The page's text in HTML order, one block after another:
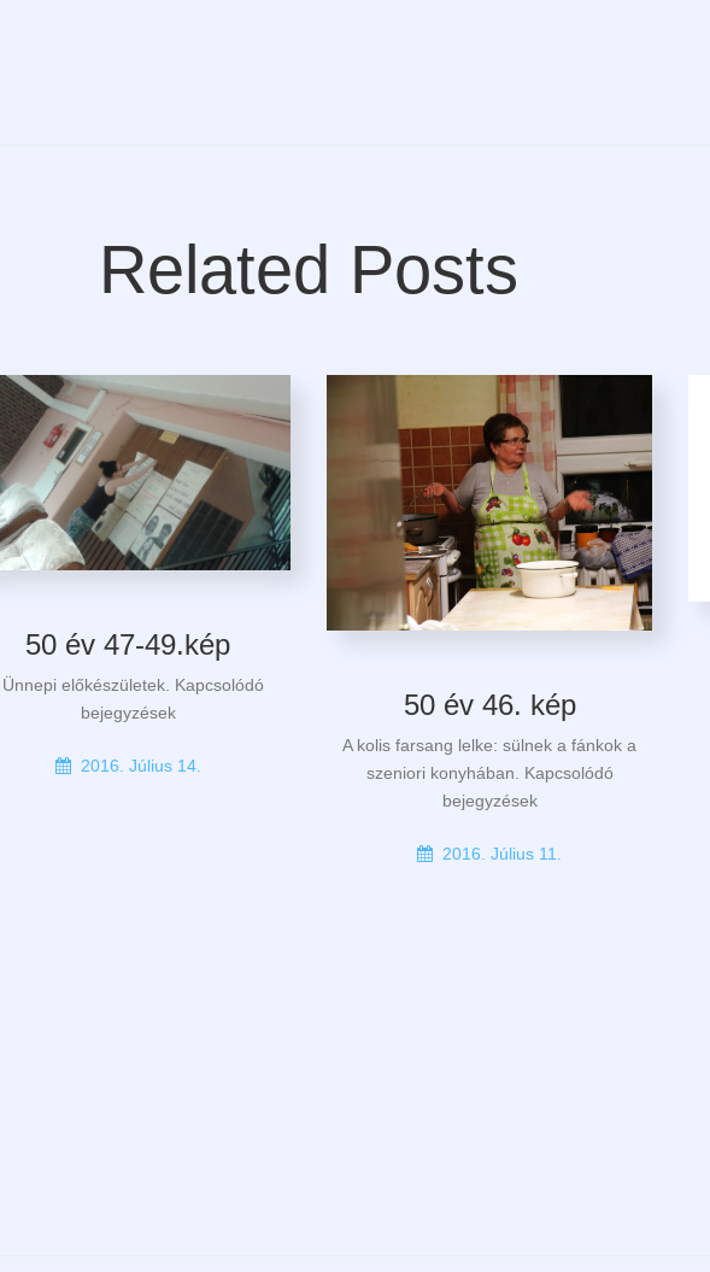
Related Posts
50 év 47-49.kép
Ünnepi előkészületek. Kapcsolódó
bejegyzések
2016. Július 14.
50 év 46. kép
A kolis farsang lelke: sülnek a fánkok a
szeniori konyhában. Kapcsolódó
bejegyzések
2016. Július 11.